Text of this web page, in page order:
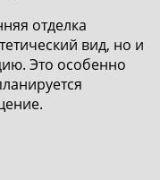
отделка
вид, но и
Это особенно